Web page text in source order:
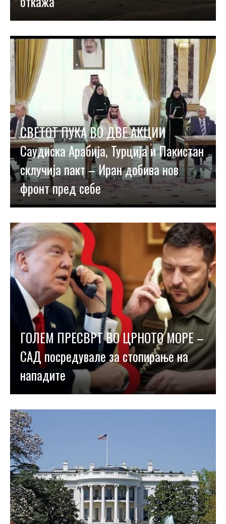
СВЕТОТ ПУКА ВО ДВЕ АКЦИИ
Саудиска Арабија, Турција и Пакистан
склучија пакт – Иран добива нов
фронт пред себе
ГОЛЕМ ПРЕСВРТ ВО ЦРНОТО МОРЕ –
САД посредувале за стопирање на
нападите